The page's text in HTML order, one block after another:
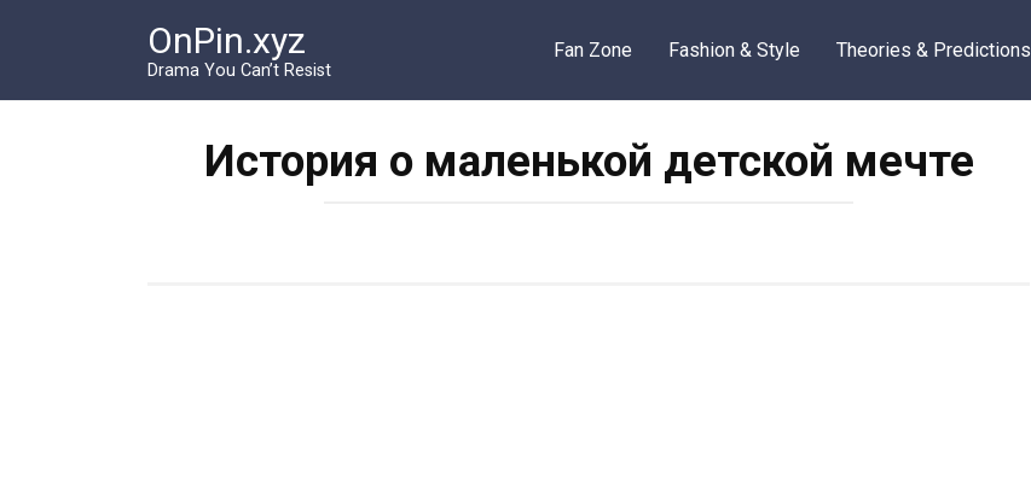
OnPin.xyz
Drama You Can’t Resist
Fan Zone Fashion & Style Theories & Predictions
История о маленькой детской мечте